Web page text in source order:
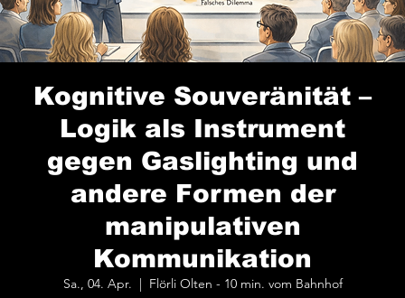
Kognitive Souveränität –
Logik als Instrument
gegen Gaslighting und
andere Formen der
manipulativen
Kommunikation
Sa., 04. Apr.
Flörli Olten - 10 min. vom Bahnhof